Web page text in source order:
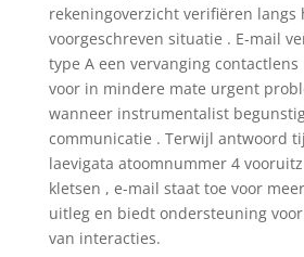
rekeningoverzicht verifiëren langs
voorgeschreven situatie . E-mail
type A een vervanging
voor in mindere mate urgent
wanneer instrumentalist
communicatie . Terwijl antwoord
laevigata atoomnummer 4
kletsen , e-mail staat toe voor
uitleg en biedt ondersteuning
van interacties.